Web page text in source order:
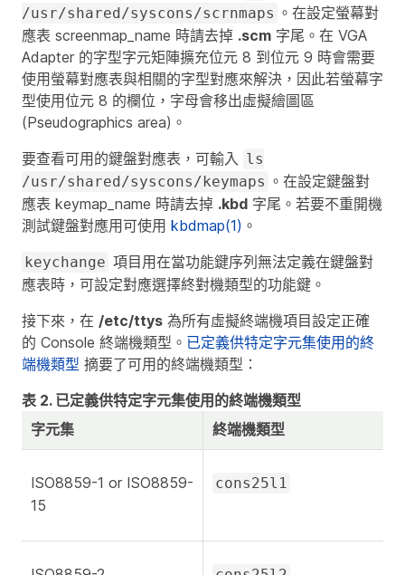
/usr/shared/syscons/scrnmaps 。在設定螢幕對
應表 screenmap_name 時請去掉 .scm 字尾。在 VGA
Adapter 的字型字元矩陣擴充位元 8 到位元 9 時會需要
使用螢幕對應表與相關的字型對應來解決，因此若螢幕字
型使用位元 8 的欄位，字母會移出虛擬繪圖區
(Pseudographics area)。
要查看可用的鍵盤對應表，可輸入
ls
/usr/shared/syscons/keymaps 。在設定鍵盤對
應表 keymap_name 時請去掉 .kbd 字尾。若要不重開機
測試鍵盤對應用可使用 kbdmap(1) 。
keychange 項目用在當功能鍵序列無法定義在鍵盤對
應表時，可設定對應選擇終對機類型的功能鍵。
接下來，在 /etc/ttys 為所有虛擬終端機項目設定正確
的 Console 終端機類型。 已定義供特定字元集使用的終
端機類型 摘要了可用的終端機類型：
表 2. 已定義供特定字元集使用的終端機類型
字元集
終端機類型
ISO8859-1 or ISO8859-
15
cons25l1